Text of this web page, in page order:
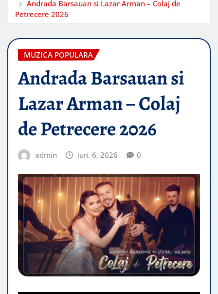
Andrada Barsauan si Lazar Arman – Colaj de
Petrecere 2026
MUZICA POPULARA
Andrada Barsauan si
Lazar Arman – Colaj
de Petrecere 2026
admin iun. 6, 2026 0